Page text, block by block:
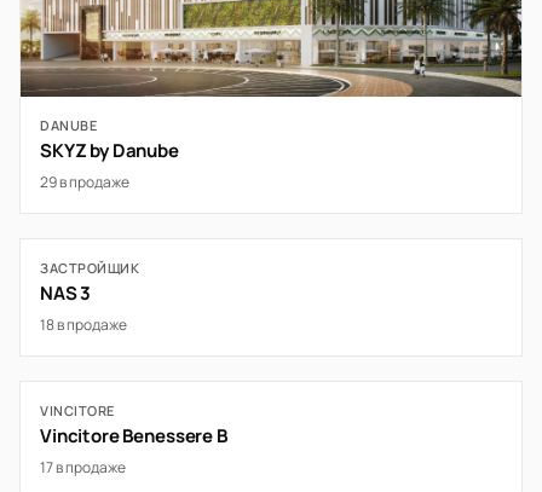
DANUBE
SKYZ by Danube
29 в продаже
ЗАСТРОЙЩИК
NAS 3
18 в продаже
VINCITORE
Vincitore Benessere B
17 в продаже